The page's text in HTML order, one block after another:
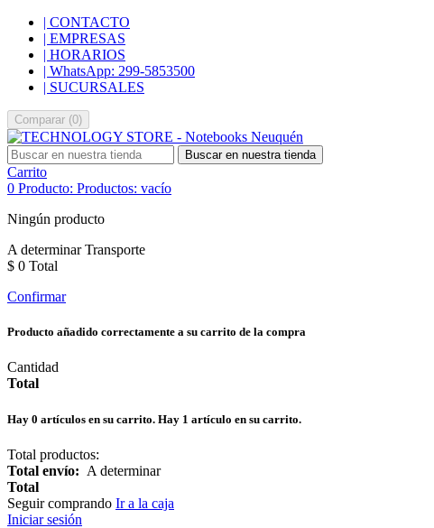
| CONTACTO
| EMPRESAS
| HORARIOS
| WhatsApp: 299-5853500
| SUCURSALES
Comparar (0)
Buscar en nuestra tienda
Carrito
0 Producto: Productos: vacío
Ningún producto
A determinarTransporte
$ 0 Total
Confirmar
Producto añadido correctamente a su carrito de la compra
Cantidad
Total
Hay 0 artículos en su carrito. Hay 1 artículo en su carrito.
Total productos:
Total envío: A determinar
Total
Seguir comprando Ir a la caja
Iniciar sesión